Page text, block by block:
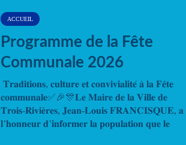
ACCUEIL
Programme de la Fête
Communale 2026
𝐓𝐫𝐚𝐝𝐢𝐭𝐢𝐨𝐧𝐬, 𝐜𝐮𝐥𝐭𝐮𝐫𝐞 𝐞𝐭 𝐜𝐨𝐧𝐯𝐢𝐯𝐢𝐚𝐥𝐢𝐭𝐞́ 𝐚̀ 𝐥𝐚 𝐅𝐞̂𝐭𝐞
𝐜𝐨𝐦𝐦𝐮𝐧𝐚𝐥𝐞✅🎉🎊𝐋𝐞 𝐌𝐚𝐢𝐫𝐞 𝐝𝐞 𝐥𝐚 𝐕𝐢𝐥𝐥𝐞 𝐝𝐞
𝐓𝐫𝐨𝐢𝐬-𝐑𝐢𝐯𝐢𝐞̀𝐫𝐞𝐬, 𝐉𝐞𝐚𝐧-𝐋𝐨𝐮𝐢𝐬 𝐅𝐑𝐀𝐍𝐂𝐈𝐒𝐐𝐔𝐄, 𝐚
𝐥’𝐡𝐨𝐧𝐧𝐞𝐮𝐫 𝐝’𝐢𝐧𝐟𝐨𝐫𝐦𝐞𝐫 𝐥𝐚 𝐩𝐨𝐩𝐮𝐥𝐚𝐭𝐢𝐨𝐧 𝐪𝐮𝐞 𝐥𝐞